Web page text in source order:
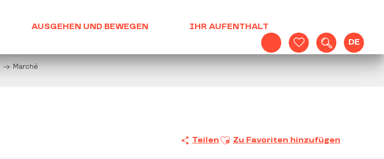
Voir les favoris
Suche
DE
AUSGEHEN UND BEWEGEN IHR AUFENTHALT
Marché
Teilen Ajouter aux favoris
Zu Favoriten hinzufügen